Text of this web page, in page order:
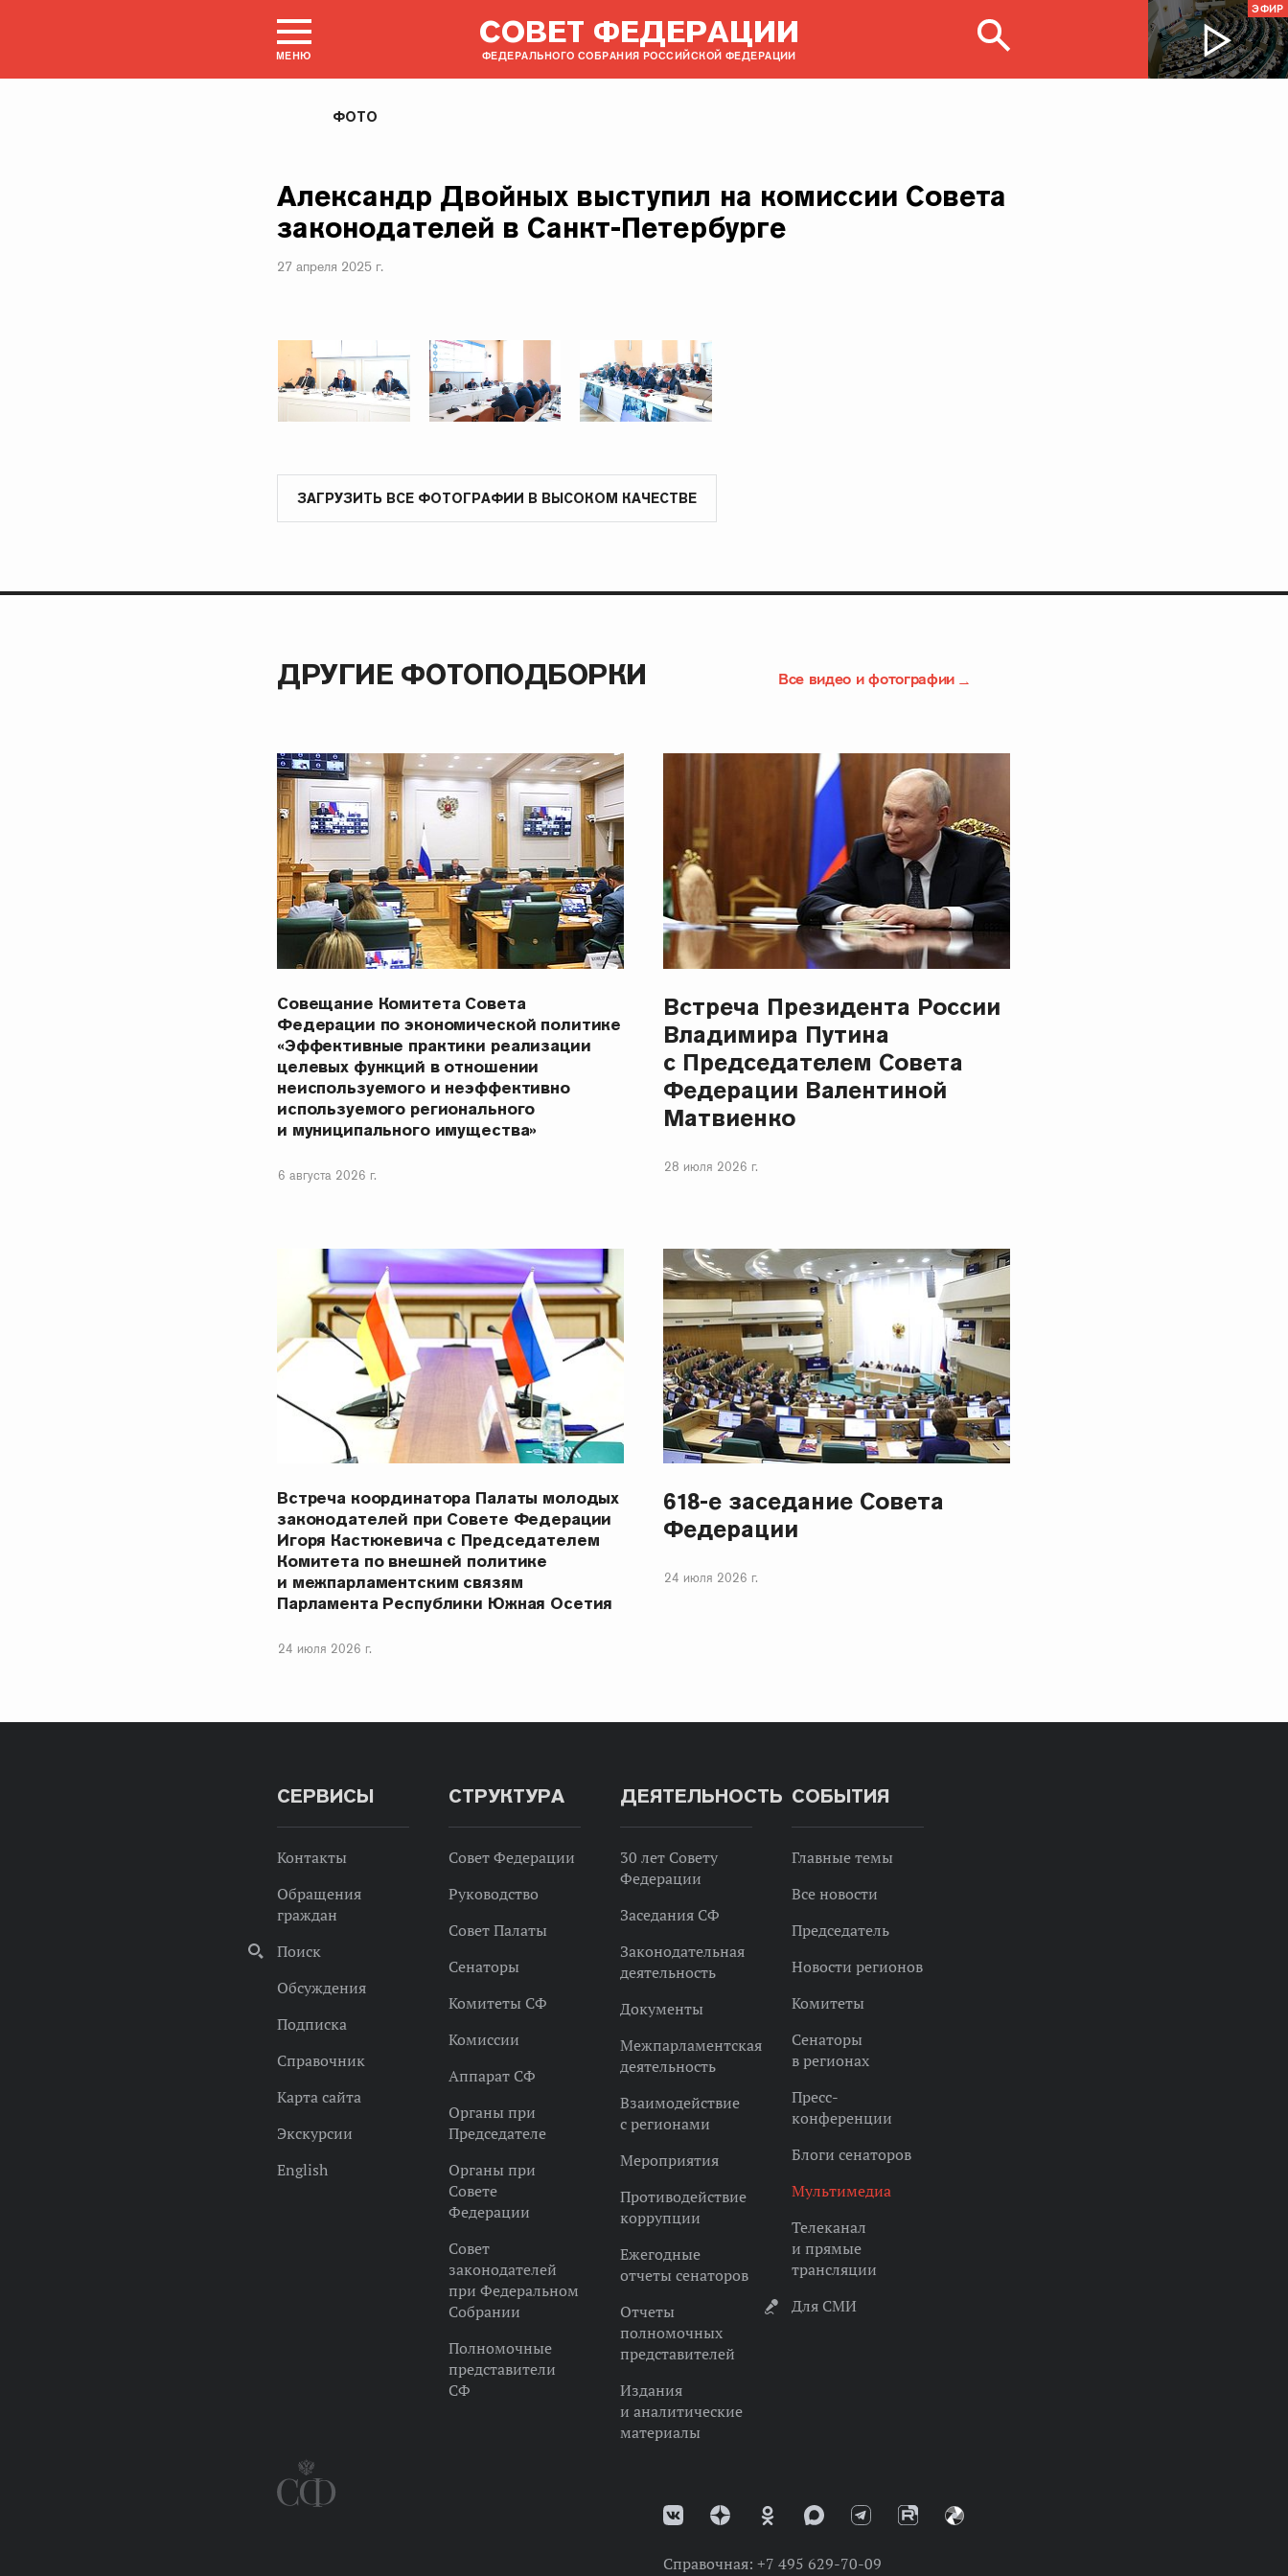
МЕНЮ
СОВЕТ ФЕДЕРАЦИИ
ФЕДЕРАЛЬНОГО СОБРАНИЯ РОССИЙСКОЙ ФЕДЕРАЦИИ
ЭФИР
ФОТО
Александр Двойных выступил на комиссии Совета
законодателей в Санкт-Петербурге
27 апреля 2025 г.
ЗАГРУЗИТЬ ВСЕ ФОТОГРАФИИ В ВЫСОКОМ КАЧЕСТВЕ
ДРУГИЕ ФОТОПОДБОРКИ Все видео и фотографии
Совещание Комитета Совета
Федерации по экономической политике
«Эффективные практики реализации
целевых функций в отношении
неиспользуемого и неэффективно
используемого регионального
и муниципального имущества»
6 августа 2026 г.
Встреча Президента России
Владимира Путина
с Председателем Совета
Федерации Валентиной
Матвиенко
28 июля 2026 г.
Встреча координатора Палаты молодых
законодателей при Совете Федерации
Игоря Кастюкевича с Председателем
Комитета по внешней политике
и межпарламентским связям
Парламента Республики Южная Осетия
24 июля 2026 г.
618-е заседание Совета
Федерации
24 июля 2026 г.
СЕРВИСЫ
Контакты
Обращения
граждан
Поиск
Обсуждения
Подписка
Справочник
Карта сайта
Экскурсии
English
СТРУКТУРА
Совет Федерации
Руководство
Совет Палаты
Сенаторы
Комитеты СФ
Комиссии
Аппарат СФ
Органы при
Председателе
Органы при
Совете
Федерации
Совет
законодателей
при Федеральном
Собрании
Полномочные
представители
СФ
ДЕЯТЕЛЬНОСТЬ
30 лет Совету
Федерации
Заседания СФ
Законодательная
деятельность
Документы
Межпарламентская
деятельность
Взаимодействие
с регионами
Мероприятия
Противодействие
коррупции
Ежегодные
отчеты сенаторов
Отчеты
полномочных
представителей
Издания
и аналитические
материалы
СОБЫТИЯ
Главные темы
Все новости
Председатель
Новости регионов
Комитеты
Сенаторы
в регионах
Пресс-
конференции
Блоги сенаторов
Мультимедиа
Телеканал
и прямые
трансляции
Для СМИ
Справочная: +7 495 629-70-09